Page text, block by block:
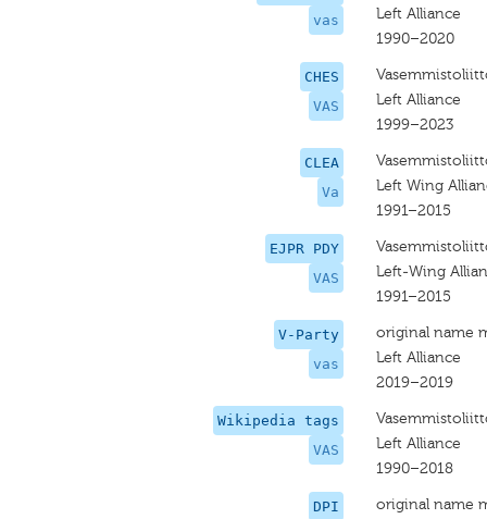
vas
Left Alliance
1990–2020
CHES
VAS
Left Alliance
1999–2023
CLEA
Va
Left Wing
1991–2015
EJPR PDY
VAS
Left-Wing
1991–2015
V-Party
vas
original name
Left Alliance
2019–2019
Wikipedia tags
VAS
Left Alliance
1990–2018
DPI
original name